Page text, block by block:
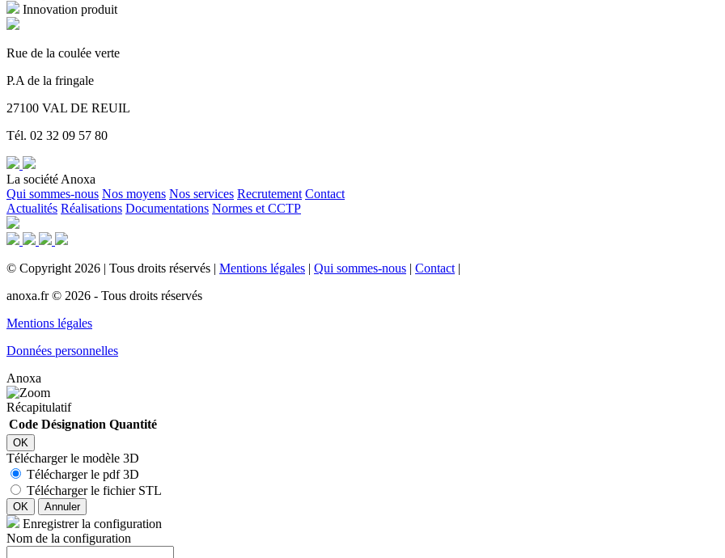
Innovation produit
Rue de la coulée verte
P.A de la fringale
27100 VAL DE REUIL
Tél. 02 32 09 57 80
La société Anoxa
Qui sommes-nous Nos moyens Nos services Recrutement Contact
Actualités Réalisations Documentations Normes et CCTP
© Copyright 2026 | Tous droits réservés | Mentions légales | Qui sommes-nous | Contact |
anoxa.fr © 2026 - Tous droits réservés
Mentions légales
Données personnelles
Anoxa
Récapitulatif
Code Désignation Quantité
OK
Télécharger le modèle 3D
Télécharger le pdf 3D
Télécharger le fichier STL
OK Annuler
Enregistrer la configuration
Nom de la configuration